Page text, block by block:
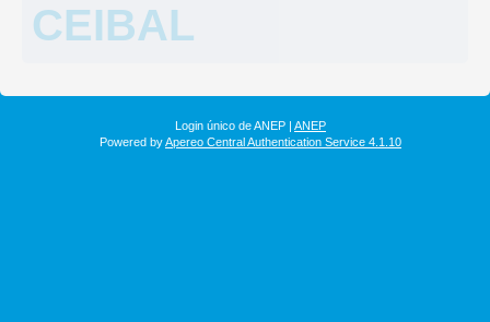
CEIBAL
Login único de ANEP | ANEP
Powered byApereo Central Authentication Service 4.1.10